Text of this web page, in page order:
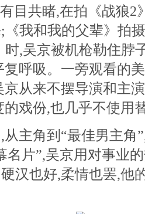
共睹,在拍《战狼2
《我和我的父辈》拍
,吴京被机枪勒住脖
呼吸。一旁观看的
从来不摆导演和主
戏份,也几乎不使用
角到“最佳男主角
名片”,吴京用对事业
汉也好,柔情也罢,他